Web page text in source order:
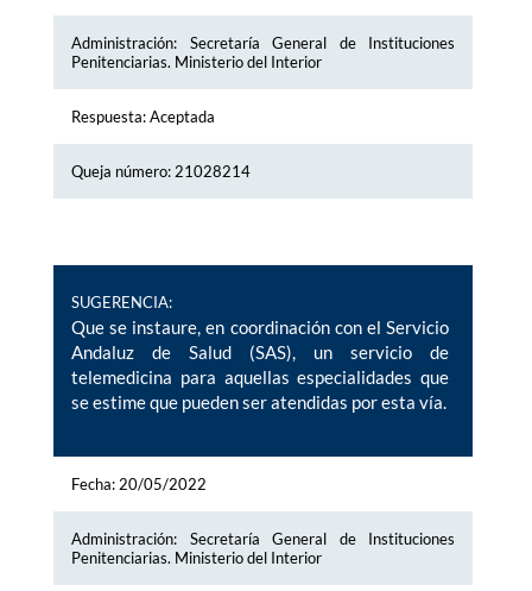
Administración: Secretaría General de Instituciones
Penitenciarias. Ministerio del Interior
Respuesta: Aceptada
Queja número: 21028214
SUGERENCIA:
Que se instaure, en coordinación con el Servicio
Andaluz de Salud (SAS), un servicio de
telemedicina para aquellas especialidades que
se estime que pueden ser atendidas por esta vía.
Fecha: 20/05/2022
Administración: Secretaría General de Instituciones
Penitenciarias. Ministerio del Interior